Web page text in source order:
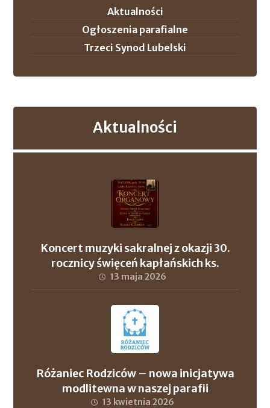
Aktualności
Ogłoszenia parafialne
Trzeci Synod Lubelski
Aktualności
Koncert muzyki sakralnej z okazji 30.
rocznicy święceń kapłańskich ks.
proboszcza Andrzeja Szuleja oraz ks. dr.
13 maja 2026
Różaniec Rodziców – nowa inicjatywa
modlitewna w naszej parafii
13 kwietnia 2026